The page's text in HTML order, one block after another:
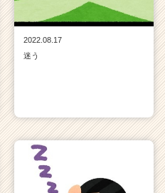
2022.08.17
迷う